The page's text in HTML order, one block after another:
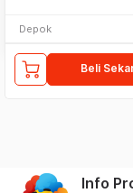
Depok
Beli
Info